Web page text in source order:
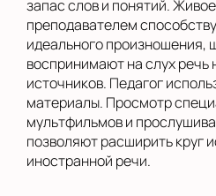
запас слов и понятий.
преподавателем
идеального произношения,
воспринимают на слух речь
источников. Педагог
материалы. Просмотр
мультфильмов и
позволяют расширить круг
иностранной речи.